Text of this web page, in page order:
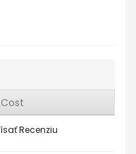
Recenziu